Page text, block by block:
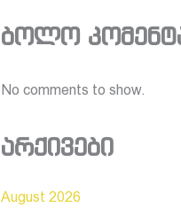
ბოლო
No comments to show.
არქივები
August 2026